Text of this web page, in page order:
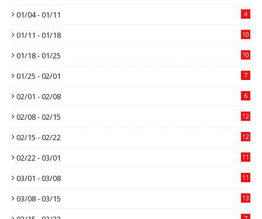
01/04 - 01/11 4
01/11 - 01/18 10
01/18 - 01/25 10
01/25 - 02/01 7
02/01 - 02/08 6
02/08 - 02/15 12
02/15 - 02/22 12
02/22 - 03/01 11
03/01 - 03/08 11
03/08 - 03/15 13